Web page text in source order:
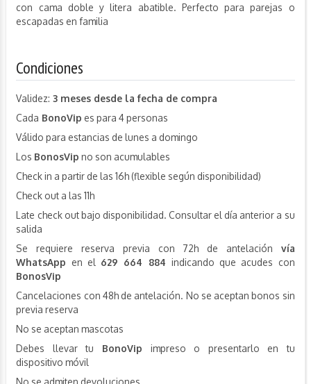
con cama doble y litera abatible. Perfecto para parejas o
escapadas en familia
Condiciones
Validez: 3 meses desde la fecha de compra
Cada BonoVip es para 4 personas
Válido para estancias de lunes a domingo
Los BonosVip no son acumulables
Check in a partir de las 16h (flexible según disponibilidad)
Check out a las 11h
Late check out bajo disponibilidad. Consultar el día anterior a su
salida
Se requiere reserva previa con 72h de antelación vía
WhatsApp en el 629 664 884 indicando que acudes con
BonosVip
Cancelaciones con 48h de antelación. No se aceptan bonos sin
previa reserva
No se aceptan mascotas
Debes llevar tu BonoVip impreso o presentarlo en tu
dispositivo móvil